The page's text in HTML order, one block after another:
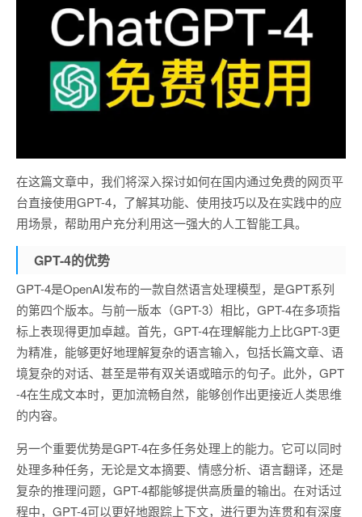
在这篇文章中，我们将深入探讨如何在国内通过免费的网页平
台直接使用GPT-4，了解其功能、使用技巧以及在实践中的应
用场景，帮助用户充分利用这一强大的人工智能工具。
GPT-4的优势
GPT-4是OpenAI发布的一款自然语言处理模型，是GPT系列
的第四个版本。与前一版本（GPT-3）相比，GPT-4在多项指
标上表现得更加卓越。首先，GPT-4在理解能力上比GPT-3更
为精准，能够更好地理解复杂的语言输入，包括长篇文章、语
境复杂的对话、甚至是带有双关语或暗示的句子。此外，GPT
-4在生成文本时，更加流畅自然，能够创作出更接近人类思维
的内容。
另一个重要优势是GPT-4在多任务处理上的能力。它可以同时
处理多种任务，无论是文本摘要、情感分析、语言翻译，还是
复杂的推理问题，GPT-4都能够提供高质量的输出。在对话过
程中，GPT-4可以更好地跟踪上下文，进行更为连贯和有深度